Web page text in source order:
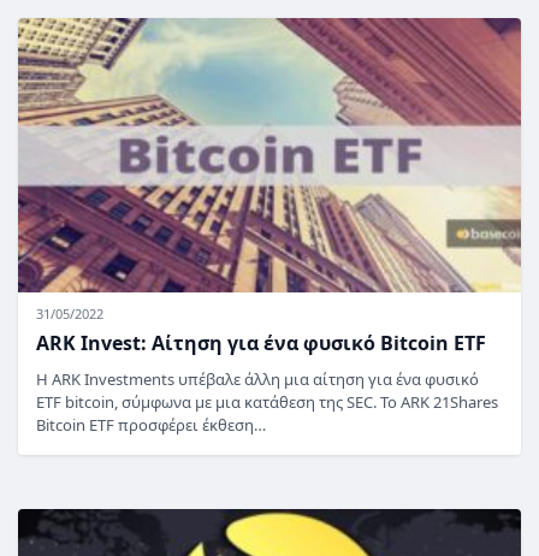
31/05/2022
ARK Invest: Αίτηση για ένα φυσικό Bitcoin ETF
Η ARK Investments υπέβαλε άλλη μια αίτηση για ένα φυσικό
ETF bitcoin, σύμφωνα με μια κατάθεση της SEC. Το ARK 21Shares
Bitcoin ETF προσφέρει έκθεση…